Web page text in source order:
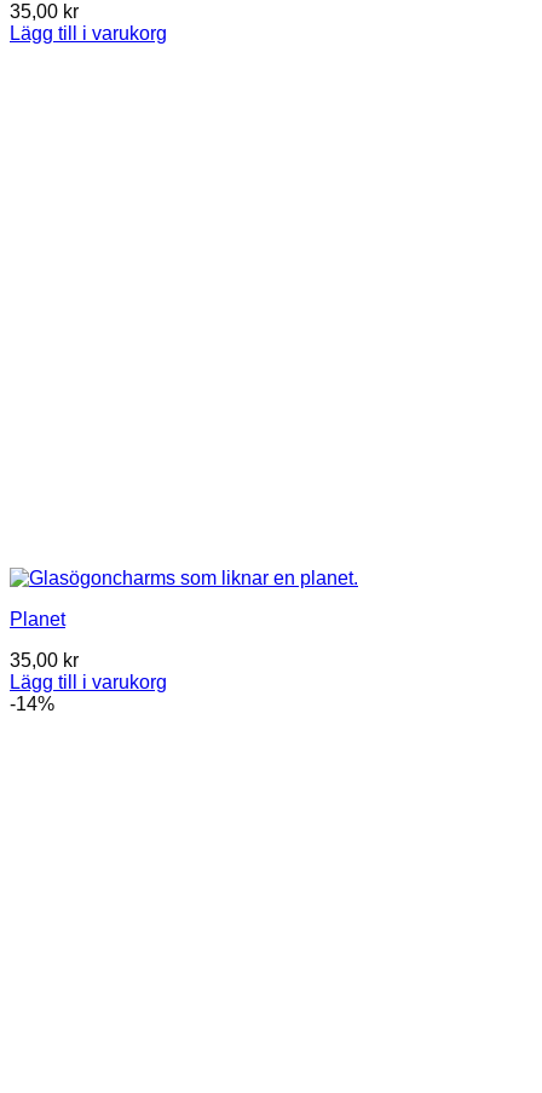
35,00 kr
Lägg till i varukorg
Planet
35,00 kr
Lägg till i varukorg
-14%